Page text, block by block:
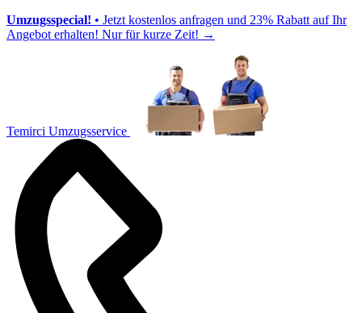
Umzugsspecial! • Jetzt kostenlos anfragen und 23% Rabatt auf Ihr
Angebot erhalten! Nur für kurze Zeit! →
Temirci Umzugsservice